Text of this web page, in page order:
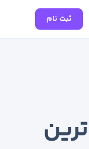
ثبت نام